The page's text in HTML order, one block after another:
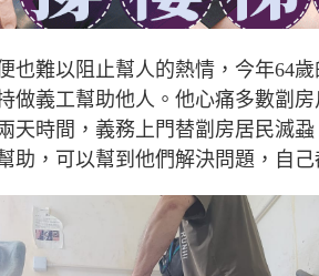
也難以阻止幫人的熱情，今年64
做義工幫助他人。他心痛多數劏
天時間，義務上門替劏房居民滅
助，可以幫到他們解決問題，自